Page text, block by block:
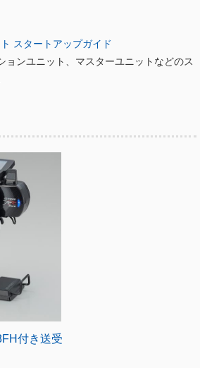
スタートアップガイド
ンユニット、マスターユニットなどのス
付き送受